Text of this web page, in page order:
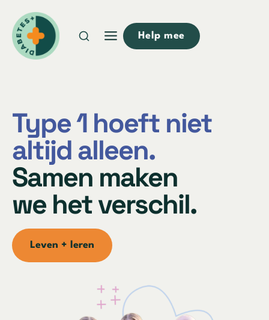
naar
inhoud
Help mee
Type 1 hoeft niet
altijd alleen.
Samen maken
we het verschil.
Leven + leren